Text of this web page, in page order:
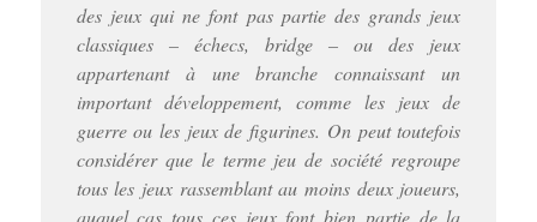
des jeux qui ne font pas partie des grands jeux
classiques – échecs, bridge – ou des jeux
appartenant à une branche connaissant un
important développement, comme les jeux de
guerre ou les jeux de figurines. On peut toutefois
considérer que le terme jeu de société regroupe
tous les jeux rassemblant au moins deux joueurs,
auquel cas tous ces jeux font bien partie de la